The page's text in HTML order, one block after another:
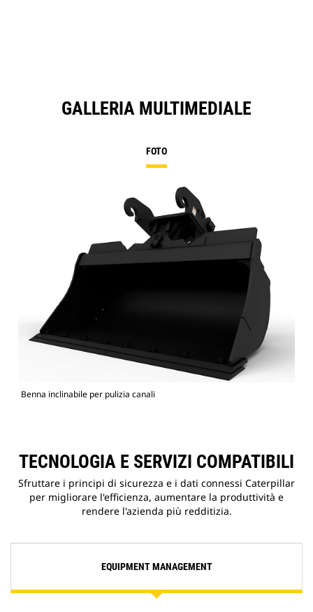
GALLERIA MULTIMEDIALE
FOTO
Benna inclinabile per pulizia canali
TECNOLOGIA E SERVIZI COMPATIBILI
Sfruttare i principi di sicurezza e i dati connessi Caterpillar
per migliorare l'efficienza, aumentare la produttività e
rendere l'azienda più redditizia.
EQUIPMENT MANAGEMENT